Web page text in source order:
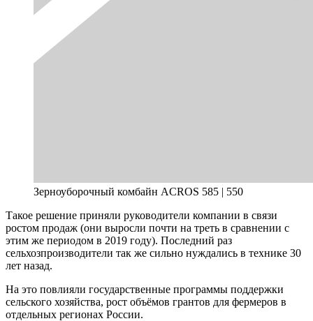
Зерноуборочный комбайн ACROS 585 | 550
Такое решение приняли руководители компании в связи
ростом продаж (они выросли почти на треть в сравнении с
этим же периодом в 2019 году). Последний раз
сельхозпроизводители так же сильно нуждались в технике 30
лет назад.
На это повлияли государственные программы поддержки
сельского хозяйства, рост объёмов грантов для фермеров в
отдельных регионах России.